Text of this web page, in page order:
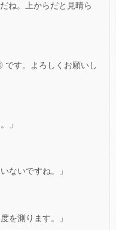
ね。上からだと見晴ら
す。よろしくお願いし
」
ないですね。」
を測ります。」